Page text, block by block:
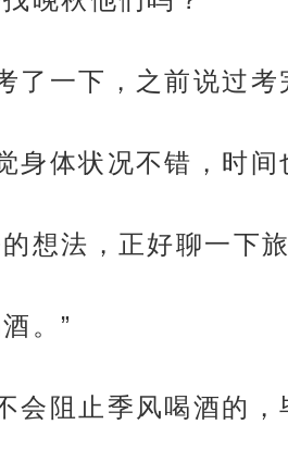
了一下，之前说过
身体状况不错，时
想法，正好聊一下
。”
会阻止季风喝酒的